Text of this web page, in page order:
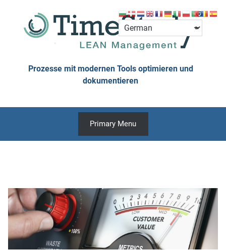
content
Prozesse mit modernen Tools optimieren und
dokumentieren
Primary Menu